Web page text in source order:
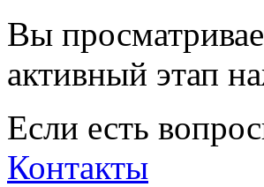
Вы
активный этап
Если есть
Контакты